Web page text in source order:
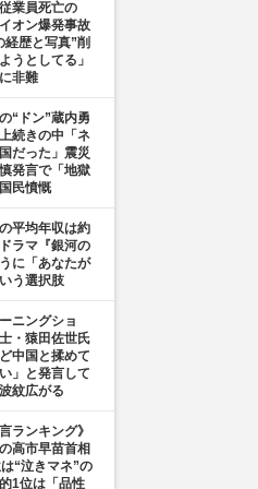
業員死亡の
オン爆発事故
経歴と写真”削
うとしてる」
非難
“ドン”蔵内勇
続きの中「ネ
だった」震災
発言で「地獄
民憤慨
平均年収は約
ラマ『銀河の
に「あなたが
う選択肢
ニングショ
・猿田佐世氏
中国と揉めて
」と発言して
紋広がる
ランキング》
高市早苗首相
“泣きマネ”の
1位は「品性